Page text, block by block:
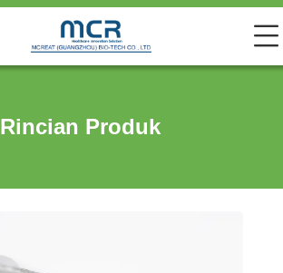
Rincian Produk